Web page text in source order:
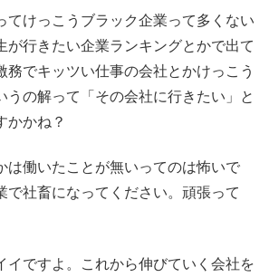
てけっこうブラック企業って多くない
が行きたい企業ランキングとかで出て
務でキッツい仕事の会社とかけっこう
うの解って「その会社に行きたい」と
かかね？
は働いたことが無いってのは怖いで
で社畜になってください。頑張って
イですよ。これから伸びていく会社を